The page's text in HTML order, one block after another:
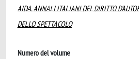
AIDA. ANNALI ITALIANI DEL DIRITTO
DELLO SPETTACOLO
Numero del volume